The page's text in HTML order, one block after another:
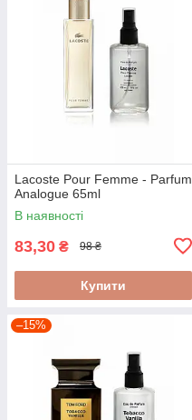
Lacoste Pour Femme - Parfum
Analogue 65ml
В наявності
83,30 ₴ 98 ₴
Купити
–15%